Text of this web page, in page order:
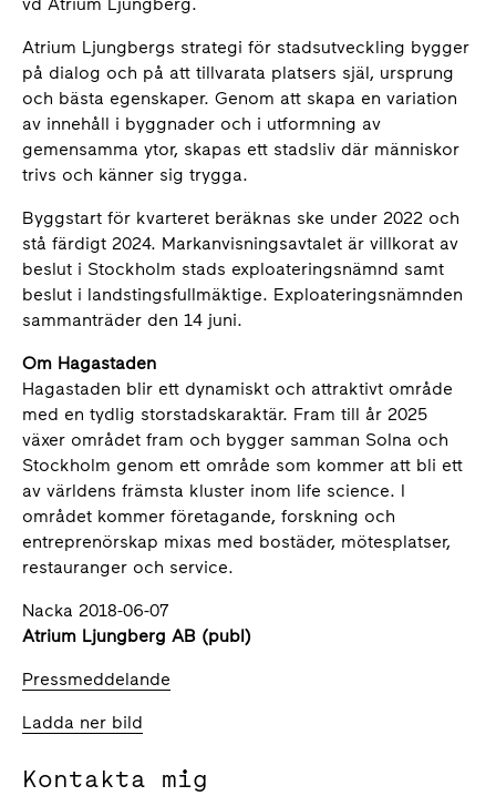
Atrium Ljungbergs strategi för stadsutveckling bygger
på dialog och på att tillvarata platsers själ, ursprung
och bästa egenskaper. Genom att skapa en variation
av innehåll i byggnader och i utformning av
gemensamma ytor, skapas ett stadsliv där människor
trivs och känner sig trygga.
Byggstart för kvarteret beräknas ske under 2022 och
stå färdigt 2024. Markanvisningsavtalet är villkorat av
beslut i Stockholm stads exploateringsnämnd samt
beslut i landstingsfullmäktige. Exploateringsnämnden
sammanträder den 14 juni.
Om Hagastaden
Hagastaden blir ett dynamiskt och attraktivt område
med en tydlig storstadskaraktär. Fram till år 2025
växer området fram och bygger samman Solna och
Stockholm genom ett område som kommer att bli ett
av världens främsta kluster inom life science. I
området kommer företagande, forskning och
entreprenörskap mixas med bostäder, mötesplatser,
restauranger och service.
Nacka 2018-06-07
Atrium Ljungberg AB (publ)
Pressmeddelande
Ladda ner bild
Kontakta mig